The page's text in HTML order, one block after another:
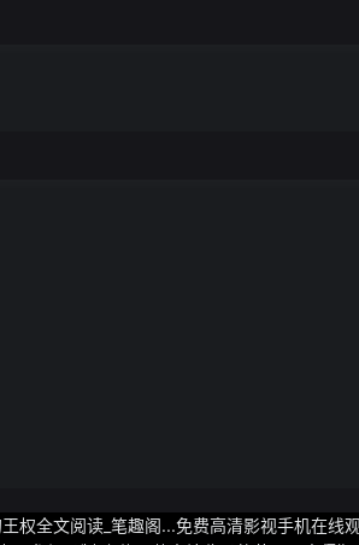
权全文阅读_笔趣阁...免费高清影视手机在